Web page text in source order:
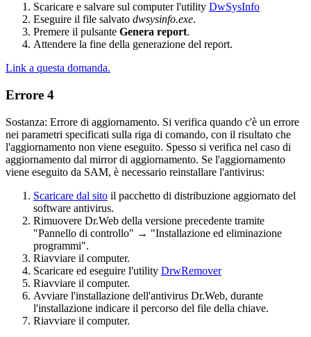
Scaricare e salvare sul computer l'utility DwSysInfo
Eseguire il file salvato dwsysinfo.exe.
Premere il pulsante Genera report.
Attendere la fine della generazione del report.
Link a questa domanda.
Errore 4
Sostanza: Errore di aggiornamento. Si verifica quando c'è un errore
nei parametri specificati sulla riga di comando, con il risultato che
l'aggiornamento non viene eseguito. Spesso si verifica nel caso di
aggiornamento dal mirror di aggiornamento. Se l'aggiornamento
viene eseguito da SAM, è necessario reinstallare l'antivirus:
Scaricare dal sito il pacchetto di distribuzione aggiornato del
software antivirus.
Rimuovere Dr.Web della versione precedente tramite
"Pannello di controllo" → "Installazione ed eliminazione
programmi".
Riavviare il computer.
Scaricare ed eseguire l'utility DrwRemover
Riavviare il computer.
Avviare l'installazione dell'antivirus Dr.Web, durante
l'installazione indicare il percorso del file della chiave.
Riavviare il computer.